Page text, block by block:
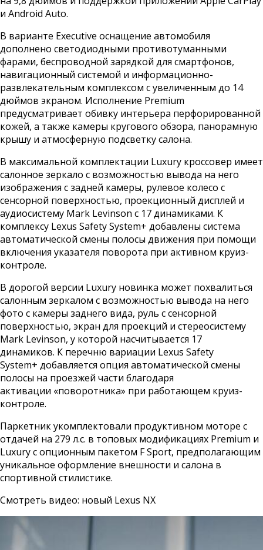
и Android Auto.
В варианте Executive оснащение автомобиля
дополнено светодиодными противотуманными
фарами, беспроводной зарядкой для смартфонов,
навигационный системой и информационно-
развлекательным комплексом с увеличенным до 14
дюймов экраном. Исполнение Premium
предусматривает обивку интерьера перфорированной
кожей, а также камеры кругового обзора, панорамную
крышу и атмосферную подсветку салона.
В максимальной комплектации Luxury кроссовер имеет
салонное зеркало с возможностью вывода на него
изображения с задней камеры, рулевое колесо с
сенсорной поверхностью, проекционный дисплей и
аудиосистему Mark Levinson с 17 динамиками. К
комплексу Lexus Safety System+ добавлены система
автоматической смены полосы движения при помощи
включения указателя поворота при активном круиз-
контроле.
В дорогой версии Luxury новинка может похвалиться
салонным зеркалом с возможностью вывода на него
фото с камеры заднего вида, руль с сенсорной
поверхностью, экран для проекций и стереосистему
Mark Levinson, у которой насчитывается 17
динамиков. К перечню вариации Lexus Safety
System+ добавляется опция автоматической смены
полосы на проезжей части благодаря
активации «поворотника» при работающем круиз-
контроле.
Паркетник укомплектовали продуктивном моторе с
отдачей на 279 л.с. в топовых модификациях Premium и
Luxury с опционным пакетом F Sport, предполагающим
уникальное оформление внешности и салона в
спортивной стилистике.
Смотреть видео: новый Lexus NX